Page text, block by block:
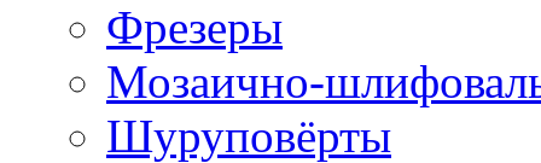
Фрезеры
Мозаично-
Шуруповёрты